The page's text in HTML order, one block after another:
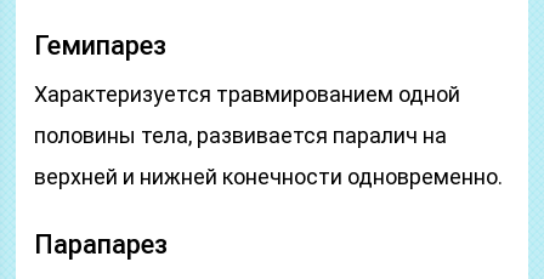
Гемипарез
Характеризуется травмированием одной
половины тела, развивается паралич на
верхней и нижней конечности одновременно.
Парапарез